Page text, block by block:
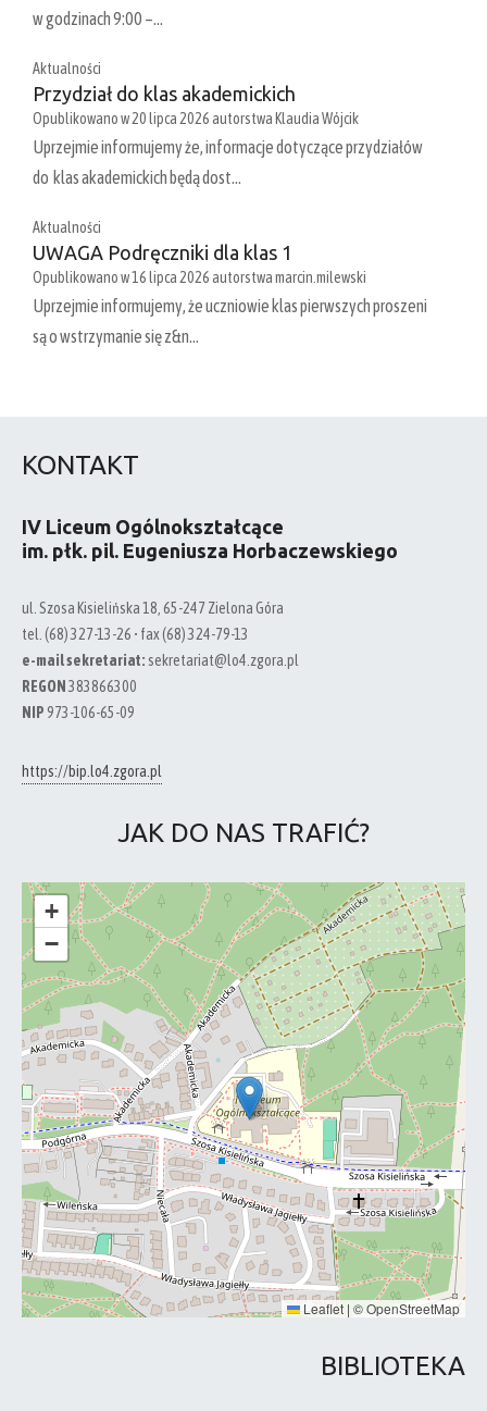
w godzinach 9:00 –…
Aktualności
Przydział do klas akademickich
Opublikowano w20 lipca 2026autorstwa Klaudia Wójcik
Uprzejmie informujemy że, informacje dotyczące przydziałów
do klas akademickich będą dost…
Aktualności
UWAGA Podręczniki dla klas 1
Opublikowano w16 lipca 2026autorstwamarcin.milewski
Uprzejmie informujemy, że uczniowie klas pierwszych proszeni
są o wstrzymanie się z&n…
KONTAKT
IV Liceum Ogólnokształcące
im. płk. pil. Eugeniusza Horbaczewskiego
ul. Szosa Kisielińska 18, 65-247 Zielona Góra
tel. (68) 327-13-26 • fax (68) 324-79-13
e-mail sekretariat: sekretariat@lo4.zgora.pl
REGON 383866300
NIP973-106-65-09
https://bip.lo4.zgora.pl
JAK DO NAS TRAFIĆ?
+
−
Leaflet | ©OpenStreetMap
BIBLIOTEKA